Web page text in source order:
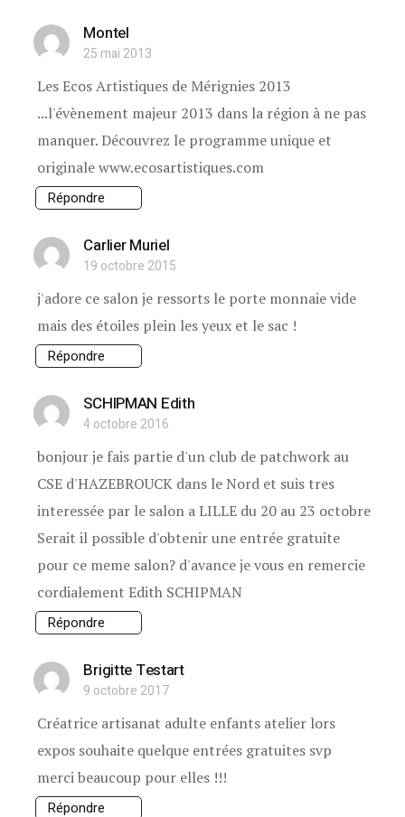
Montel
25 mai 2013
Les Ecos Artistiques de Mérignies 2013
...l'évènement majeur 2013 dans la région à ne pas
manquer. Découvrez le programme unique et
originale www.ecosartistiques.com
Répondre
Carlier Muriel
19 octobre 2015
j'adore ce salon je ressorts le porte monnaie vide
mais des étoiles plein les yeux et le sac !
Répondre
SCHIPMAN Edith
4 octobre 2016
bonjour je fais partie d'un club de patchwork au
CSE d'HAZEBROUCK dans le Nord et suis tres
interessée par le salon a LILLE du 20 au 23 octobre
Serait il possible d'obtenir une entrée gratuite
pour ce meme salon? d'avance je vous en remercie
cordialement Edith SCHIPMAN
Répondre
Brigitte Testart
9 octobre 2017
Créatrice artisanat adulte enfants atelier lors
expos souhaite quelque entrées gratuites svp
merci beaucoup pour elles !!!
Répondre